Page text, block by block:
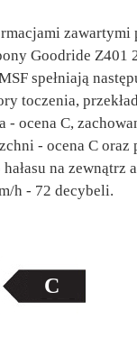
zawartymi
Goodride Z401
spełniają
toczenia,
- ocena C,
- ocena C oraz
na zewnątrz
h - 72 decybeli.
C